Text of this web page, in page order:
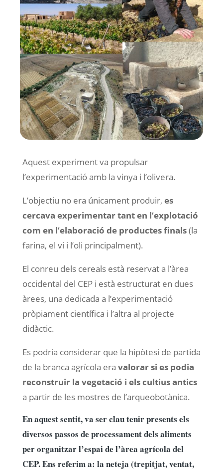
Aquest experiment va propulsar
l’experimentació amb la vinya i l’olivera.
L’objectiu no era únicament produir, es
cercava experimentar tant en l’explotació
com en l’elaboració de productes finals(la
farina, el vi i l’oli principalment).
El conreu dels cereals està reservat a l’àrea
occidental del CEP i està estructurat en dues
àrees, una dedicada a l’experimentació
pròpiament científica i l’altra al projecte
didàctic.
Es podria considerar que la hipòtesi de partida
de la branca agrícola era valorar si es podia
reconstruir la vegetació i els cultius antics
a partir de les mostres de l’arqueobotànica.
En aquest sentit, va ser clau tenir presents els
diversos passos de processament dels aliments
per organitzar l’espai de l’àrea agrícola del
CEP. Ens referim a: la neteja (trepitjat, ventat,